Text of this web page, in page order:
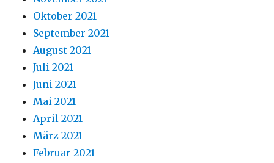
Oktober 2021
September 2021
August 2021
Juli 2021
Juni 2021
Mai 2021
April 2021
März 2021
Februar 2021